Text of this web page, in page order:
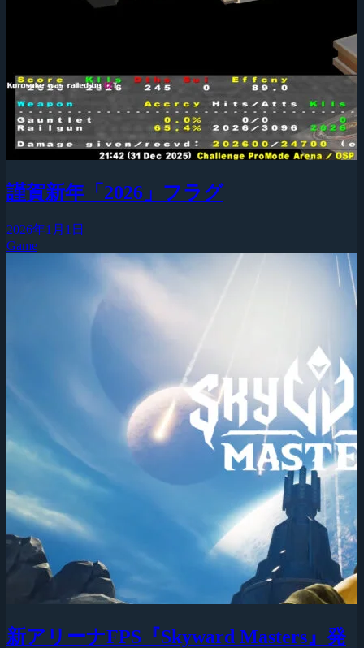
謹賀新年「2026」フラグ
2026年1月1日
Game
新アリーナFPS『Skyward Masters』発